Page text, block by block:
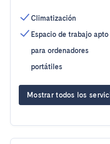
Climatización
Espacio de trabajo apto
para ordenadores
portátiles
Mostrar todos los